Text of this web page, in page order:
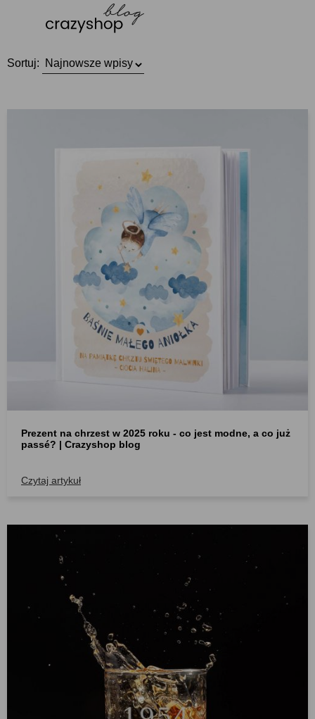
Sortuj:
Prezent na chrzest w 2025 roku - co jest modne, a co już
passé? | Crazyshop blog
Czytaj artykuł